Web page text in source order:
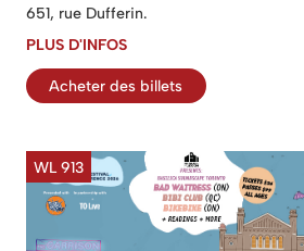
651, rue Dufferin.
PLUS D'INFOS
Acheter des billets
WL 913